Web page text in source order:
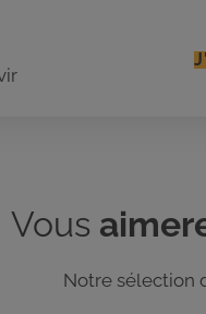
Vous
Notre sélection